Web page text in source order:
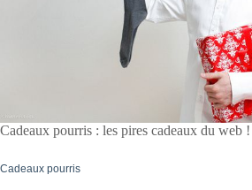
Cadeaux pourris : les pires cadeaux du web !
Cadeaux pourris